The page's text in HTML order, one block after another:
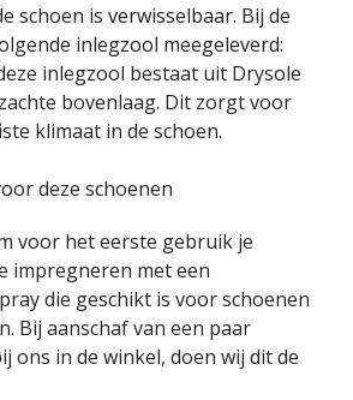
schoen is verwisselbaar. Bij de
inlegzool meegeleverd:
inlegzool bestaat uit Drysole
bovenlaag. Dit zorgt voor
klimaat in de schoen.
deze schoenen
voor het eerste gebruik je
impregneren met een
die geschikt is voor schoenen
Bij aanschaf van een paar
ons in de winkel, doen wij dit de